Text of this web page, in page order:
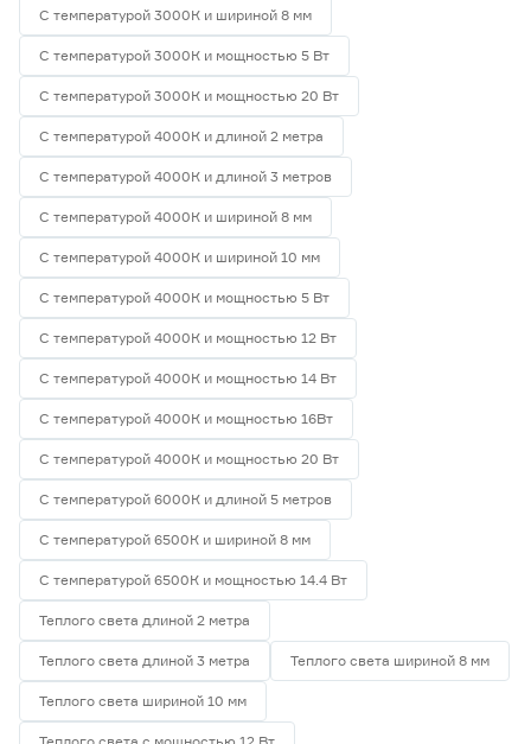
С температурой 3000К и шириной 8 мм
С температурой 3000К и мощностью 5 Вт
С температурой 3000К и мощностью 20 Вт
С температурой 4000К и длиной 2 метра
С температурой 4000К и длиной 3 метров
С температурой 4000К и шириной 8 мм
С температурой 4000К и шириной 10 мм
С температурой 4000К и мощностью 5 Вт
С температурой 4000К и мощностью 12 Вт
С температурой 4000К и мощностью 14 Вт
С температурой 4000К и мощностью 16Вт
С температурой 4000К и мощностью 20 Вт
С температурой 6000К и длиной 5 метров
С температурой 6500К и шириной 8 мм
С температурой 6500К и мощностью 14.4 Вт
Теплого света длиной 2 метра
Теплого света длиной 3 метра Теплого света шириной 8 мм
Теплого света шириной 10 мм